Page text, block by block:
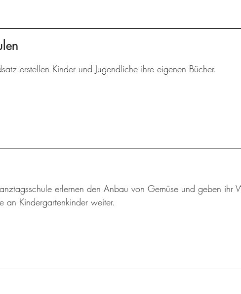
erstellen Kinder und Jugendliche ihre eigenen Bücher.
erlernen den Anbau von Gemüse und geben ihr
an Kindergartenkinder weiter.